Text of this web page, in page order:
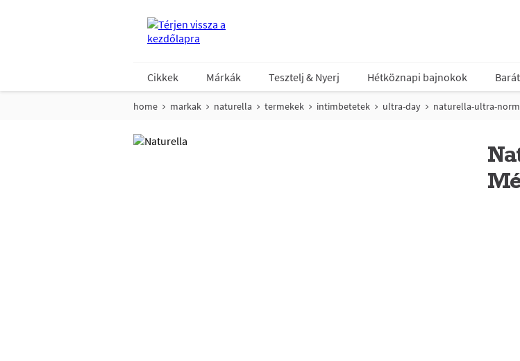
Cikkek Márkák Tesztelj & Nyerj Hétköznapi bajnokok
home markak naturella termekek intimbetetek ultra-day naturella-ultra-